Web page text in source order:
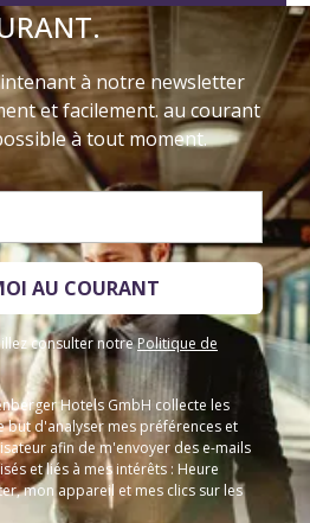
à notre newsletter
et facilement. au courant
à tout moment.
AU COURANT
consulter notrePolitique de
Hotels GmbH collecte les
but d'analyser mes préférences et
afin de m'envoyer des e-mails
et liés à mes intérêts : Heure
mon appareil et mes clics sur les